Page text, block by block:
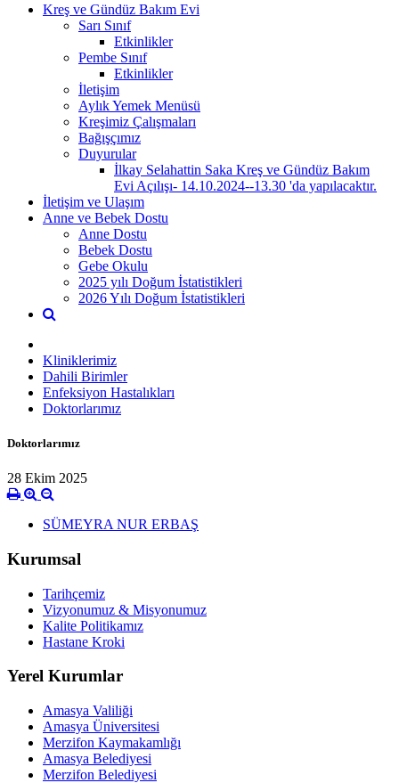
Kreş ve Gündüz Bakım Evi
Sarı Sınıf
Etkinlikler
Pembe Sınıf
Etkinlikler
İletişim
Aylık Yemek Menüsü
Kreşimiz Çalışmaları
Bağışçımız
Duyurular
İlkay Selahattin Saka Kreş ve Gündüz Bakım
Evi Açılışı- 14.10.2024--13.30 'da yapılacaktır.
İletişim ve Ulaşım
Anne ve Bebek Dostu
Anne Dostu
Bebek Dostu
Gebe Okulu
2025 yılı Doğum İstatistikleri
2026 Yılı Doğum İstatistikleri
Kliniklerimiz
Dahili Birimler
Enfeksiyon Hastalıkları
Doktorlarımız
Doktorlarımız
28 Ekim 2025
SÜMEYRA NUR ERBAŞ
Kurumsal
Tarihçemiz
Vizyonumuz & Misyonumuz
Kalite Politikamız
Hastane Kroki
Yerel Kurumlar
Amasya Valiliği
Amasya Üniversitesi
Merzifon Kaymakamlığı
Amasya Belediyesi
Merzifon Belediyesi